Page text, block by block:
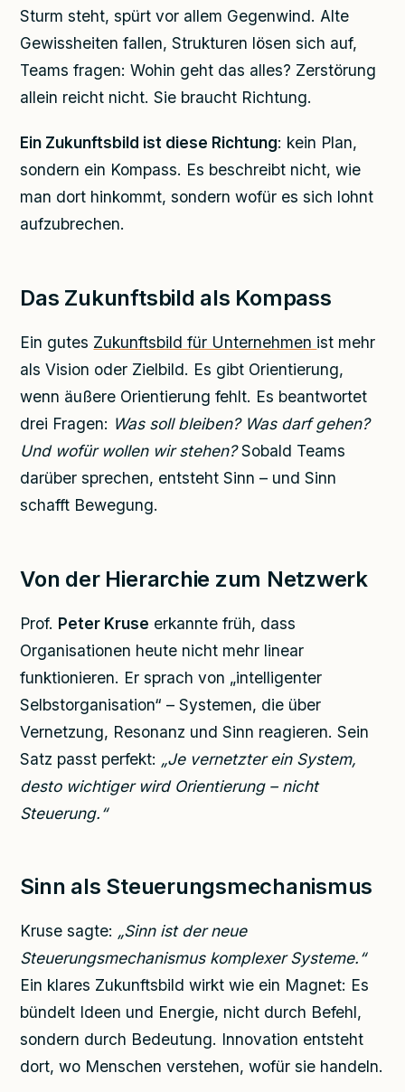
Sturm steht, spürt vor allem Gegenwind. Alte
Gewissheiten fallen, Strukturen lösen sich auf,
Teams fragen: Wohin geht das alles? Zerstörung
allein reicht nicht. Sie braucht Richtung.
Ein Zukunftsbild ist diese Richtung: kein Plan,
sondern ein Kompass. Es beschreibt nicht, wie
man dort hinkommt, sondern wofür es sich lohnt
aufzubrechen.
Das Zukunftsbild als Kompass
Ein gutes Zukunftsbild für Unternehmen ist mehr
als Vision oder Zielbild. Es gibt Orientierung,
wenn äußere Orientierung fehlt. Es beantwortet
drei Fragen: Was soll bleiben? Was darf gehen?
Und wofür wollen wir stehen?Sobald Teams
darüber sprechen, entsteht Sinn – und Sinn
schafft Bewegung.
Von der Hierarchie zum Netzwerk
Prof. Peter Kruse erkannte früh, dass
Organisationen heute nicht mehr linear
funktionieren. Er sprach von „intelligenter
Selbstorganisation“ – Systemen, die über
Vernetzung, Resonanz und Sinn reagieren. Sein
Satz passt perfekt: „Je vernetzter ein System,
desto wichtiger wird Orientierung – nicht
Steuerung.“
Sinn als Steuerungsmechanismus
Kruse sagte: „Sinn ist der neue
Steuerungsmechanismus komplexer Systeme.“
Ein klares Zukunftsbild wirkt wie ein Magnet: Es
bündelt Ideen und Energie, nicht durch Befehl,
sondern durch Bedeutung. Innovation entsteht
dort, wo Menschen verstehen, wofür sie handeln.